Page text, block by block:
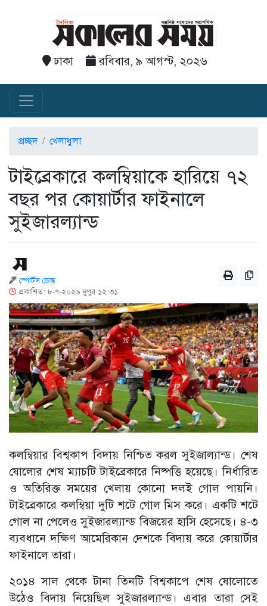
ঢাকা রবিবার, ৯ আগস্ট, ২০২৬
প্রচ্ছদ খেলাধুলা
টাইব্রেকারে কলম্বিয়াকে হারিয়ে ৭২
বছর পর কোয়ার্টার ফাইনালে
সুইজারল্যান্ড
স্পোর্টস ডেস্ক
প্রকাশিত: ৮-৭-২০২৬ দুপুর ১২:৩১
কলম্বিয়ার বিশ্বকাপ বিদায় নিশ্চিত করল সুইজাল্যান্ড। শেষ
ষোলোর শেষ ম্যাচটি টাইব্রেকারে নিষ্পত্তি হয়েছে। নির্ধারিত
ও অতিরিক্ত সময়ের খেলায় কোনো দলই গোল পায়নি।
টাইব্রেকারে কলম্বিয়া দুটি শটে গোল মিস করে। একটি শটে
গোল না পেলেও সুইজারল্যান্ড বিজয়ের হাসি হেসেছে। ৪-৩
ব্যবধানে দক্ষিণ আমেরিকান দেশকে বিদায় করে কোয়ার্টার
ফাইনালে তারা।
২০১৪ সাল থেকে টানা তিনটি বিশ্বকাপে শেষ ষোলোতে
উঠেও বিদায় নিয়েছিল সুইজারল্যান্ড। এবার তারা সেই